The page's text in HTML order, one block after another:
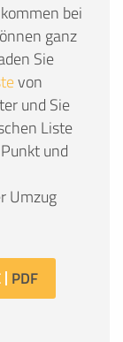
bei
ganz
Sie
von
und Sie
Liste
und
Umzug